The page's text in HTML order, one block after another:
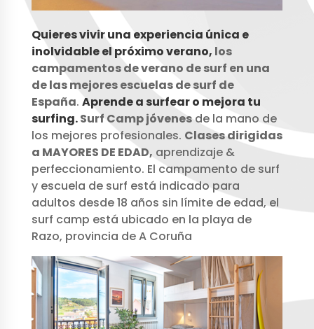
Quieres vivir una experiencia única e
inolvidable el próximo verano, los
campamentos de verano de surf en una
de las mejores escuelas de surf de
España. Aprende a surfear o mejora tu
surfing.Surf Camp jóvenesde la mano de
los mejores profesionales. Clases dirigidas
a MAYORES DE EDAD, aprendizaje &
perfeccionamiento. El campamento de surf
y escuela de surf está indicado para
adultos desde 18 años sin límite de edad, el
surf camp está ubicado en la playa de
Razo, provincia de A Coruña